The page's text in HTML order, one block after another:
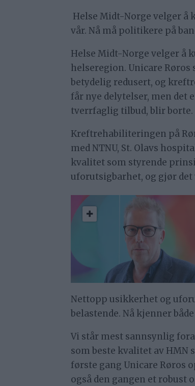
Helse Midt-Norge velger
vår. Nå må politikere på
Helse Midt-Norge velger
helseregion. Unicare
betydelig redusert, og
får nye delytelser, men det
tverrfaglig tilbud, blir borte.
Kreftrehabiliteringen på
med NTNU, St. Olavs
kvalitet som styrende
uforutsigbarhet, og gjør
Nettopp usikkerhet og
belastende. Nå kjenner
Vi står mest sannsynlig
som beste kvalitet av HMN
første gang Unicare Røros
også den gangen et robust